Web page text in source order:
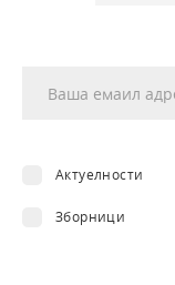
Актуелности
Зборници